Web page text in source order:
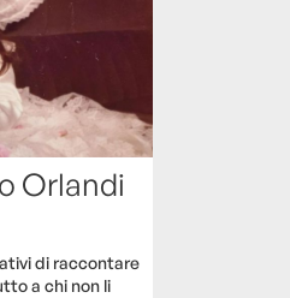
Orlandi
di raccontare
a chi non li